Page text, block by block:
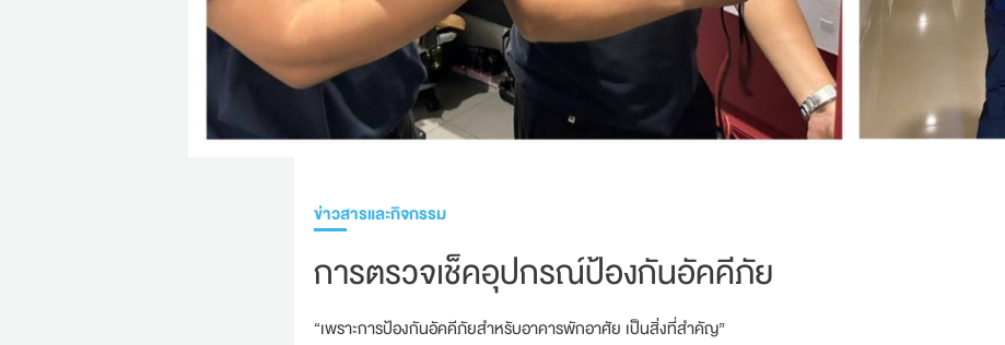
ข่าวสารและกิจกรรม
การตรวจเช็คอุปกรณ์ป้องกันอัคคีภัย
“เพราะการป้องกันอัคคีภัยสำหรับอาคารพักอาศัย เป็นสิ่งที่สำคัญ”